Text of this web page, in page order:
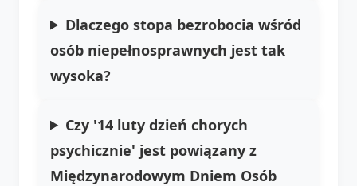
Dlaczego stopa bezrobocia wśród
osób niepełnosprawnych jest tak
wysoka?
Czy '14 luty dzień chorych
psychicznie' jest powiązany z
Międzynarodowym Dniem Osób